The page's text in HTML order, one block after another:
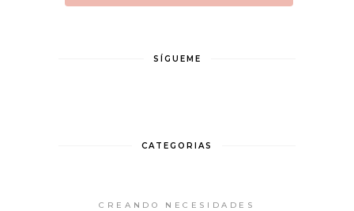
SÍGUEME
CATEGORIAS
CREANDO NECESIDADES